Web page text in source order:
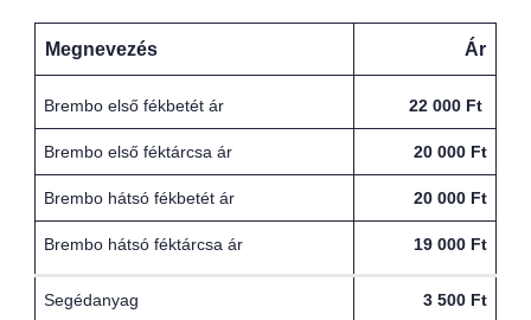
Megnevezés Ár
Brembo első fékbetét ár 22 000 Ft
Brembo első féktárcsa ár 20 000 Ft
Brembo hátsó fékbetét ár 20 000 Ft
Brembo hátsó féktárcsa ár 19 000 Ft
Segédanyag 3 500 Ft